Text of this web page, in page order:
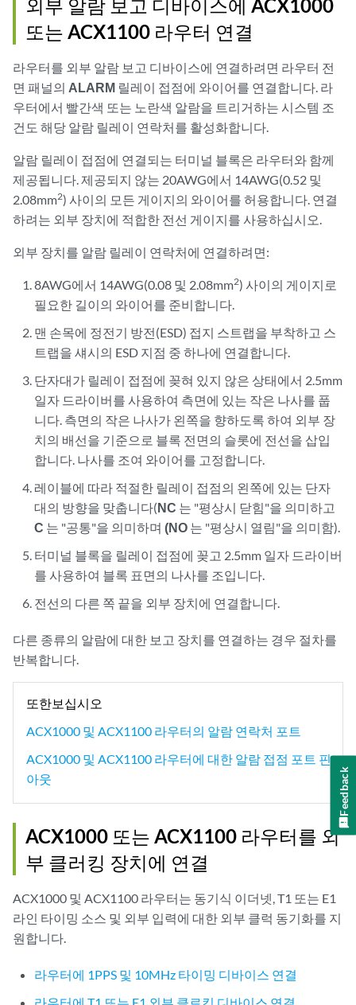
외부 알람 보고 디바이스에 ACX1000
또는 ACX1100 라우터 연결
라우터를 외부 알람 보고 디바이스에 연결하려면 라우터 전
면 패널의 ALARM 릴레이 접점에 와이어를 연결합니다. 라
우터에서 빨간색 또는 노란색 알람을 트리거하는 시스템 조
건도 해당 알람 릴레이 연락처를 활성화합니다.
알람 릴레이 접점에 연결되는 터미널 블록은 라우터와 함께
제공됩니다. 제공되지 않는 20AWG에서 14AWG(0.52 및
2.08mm2) 사이의 모든 게이지의 와이어를 허용합니다. 연결
하려는 외부 장치에 적합한 전선 게이지를 사용하십시오.
외부 장치를 알람 릴레이 연락처에 연결하려면:
8AWG에서 14AWG(0.08 및 2.08mm2) 사이의 게이지로
필요한 길이의 와이어를 준비합니다.
맨 손목에 정전기 방전(ESD) 접지 스트랩을 부착하고 스
트랩을 섀시의 ESD 지점 중 하나에 연결합니다.
단자대가 릴레이 접점에 꽂혀 있지 않은 상태에서 2.5mm
일자 드라이버를 사용하여 측면에 있는 작은 나사를 풉
니다. 측면의 작은 나사가 왼쪽을 향하도록 하여 외부 장
치의 배선을 기준으로 블록 전면의 슬롯에 전선을 삽입
합니다. 나사를 조여 와이어를 고정합니다.
레이블에 따라 적절한 릴레이 접점의 왼쪽에 있는 단자
대의 방향을 맞춥니다(NC 는 "평상시 닫힘"을 의미하고
C 는 "공통"을 의미하며(NO 는 "평상시 열림"을 의미함).
터미널 블록을 릴레이 접점에 꽂고 2.5mm 일자 드라이버
를 사용하여 블록 표면의 나사를 조입니다.
전선의 다른 쪽 끝을 외부 장치에 연결합니다.
다른 종류의 알람에 대한 보고 장치를 연결하는 경우 절차를
반복합니다.
또한보십시오
ACX1000 및 ACX1100 라우터의 알람 연락처 포트
ACX1000 및 ACX1100 라우터에 대한 알람 접점 포트 핀
아웃
ACX1000 또는 ACX1100 라우터를 외
부 클러킹 장치에 연결
ACX1000 및 ACX1100 라우터는 동기식 이더넷, T1 또는 E1
라인 타이밍 소스 및 외부 입력에 대한 외부 클럭 동기화를 지
원합니다.
라우터에 1PPS 및 10MHz 타이밍 디바이스 연결
Feedback